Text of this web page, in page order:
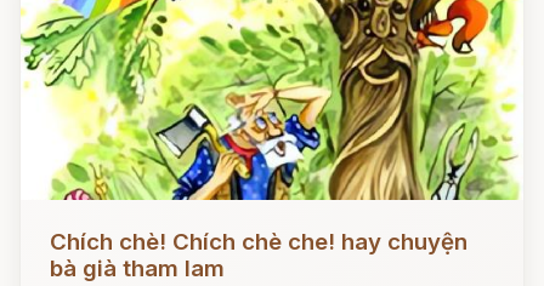
Chích chè! Chích chè che! hay chuyện
bà già tham lam